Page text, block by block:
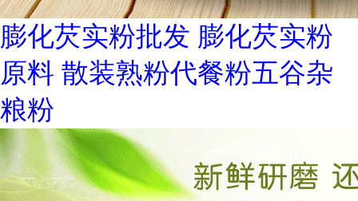
膨化芡实粉批发 膨化芡实粉
原料 散装熟粉代餐粉五谷杂
粮粉